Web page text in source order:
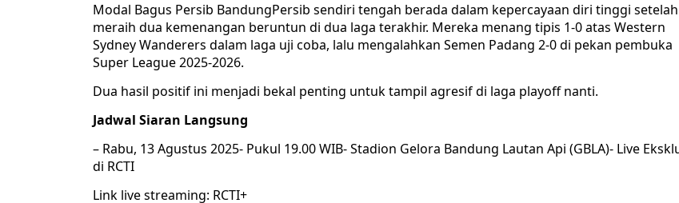
Modal Bagus Persib BandungPersib sendiri tengah berada dalam kepercayaan diri tinggi setelah
meraih dua kemenangan beruntun di dua laga terakhir. Mereka menang tipis 1-0 atas Western
Sydney Wanderers dalam laga uji coba, lalu mengalahkan Semen Padang 2-0 di pekan pembuka
Super League 2025-2026.
Dua hasil positif ini menjadi bekal penting untuk tampil agresif di laga playoff nanti.
Jadwal Siaran Langsung
– Rabu, 13 Agustus 2025- Pukul 19.00 WIB- Stadion Gelora Bandung Lautan Api (GBLA)- Live
di RCTI
Link live streaming: RCTI+